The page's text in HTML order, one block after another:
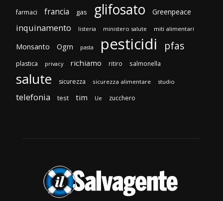
farmaci francia gas glifosato Greenpeace
inquinamento listeria ministero salute miti alimentari
Monsanto Ogm pasta pesticidi pfas
plastica privacy richiamo ritiro salmonella
salute sicurezza sicurezza alimentare studio
telefonia test tim Ue zucchero